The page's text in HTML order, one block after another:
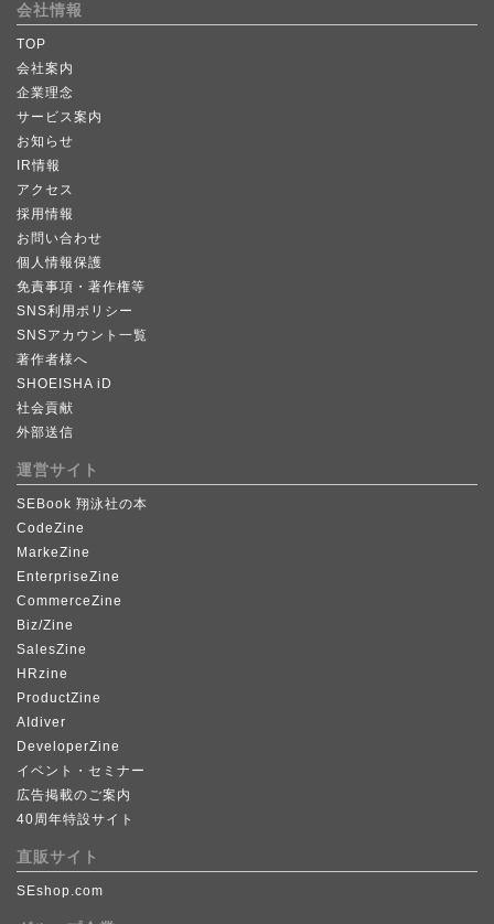
会社情報
TOP
会社案内
企業理念
サービス案内
お知らせ
IR情報
アクセス
採用情報
お問い合わせ
個人情報保護
免責事項・著作権等
SNS利用ポリシー
SNSアカウント一覧
著作者様へ
SHOEISHA iD
社会貢献
外部送信
運営サイト
SEBook 翔泳社の本
CodeZine
MarkeZine
EnterpriseZine
CommerceZine
Biz/Zine
SalesZine
HRzine
ProductZine
AIdiver
DeveloperZine
イベント・セミナー
広告掲載のご案内
40周年特設サイト
直販サイト
SEshop.com